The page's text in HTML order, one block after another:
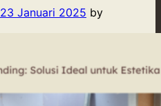
23 Januari 2025 by